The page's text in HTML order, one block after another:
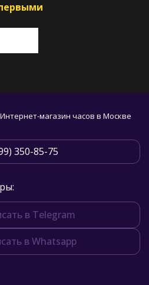
магазин часов в Москве
350-85-75
в Telegram
в Whatsapp